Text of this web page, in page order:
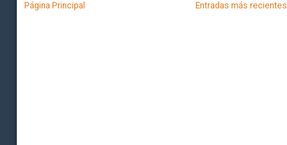
Entradas más recientes
Página Principal